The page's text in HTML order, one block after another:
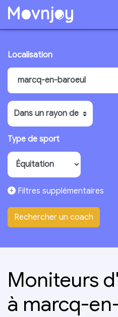
Localisation
Type de sport
Filtres supplémentaires
Moniteurs
à marcq-